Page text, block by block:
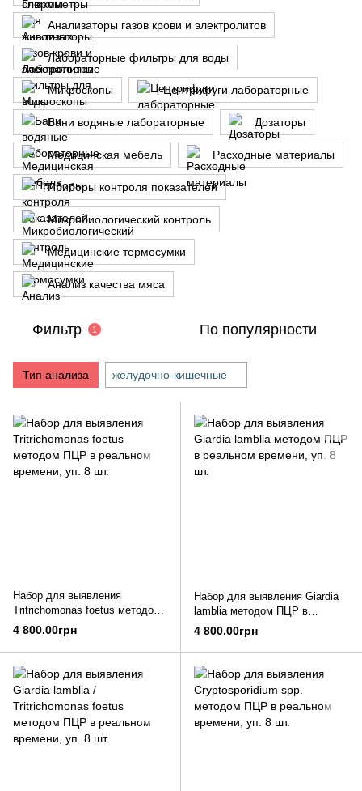
Анализаторы газов крови и электролитов
Лабораторные фильтры для воды
Микроскопы Центрифуги лабораторные
Бани водяные лабораторные Дозаторы
Медицинская мебель Расходные материалы
Приборы контроля показателей
Микробиологический контроль
Медицинские термосумки
Анализ качества мяса
Фильтр 1 По популярности
Тип анализа желудочно-кишечные
Набор для выявления
Tritrichomonas foetus методом
ПЦР в реальном времени, уп.
4 800.00грн
Набор для выявления Giardia
lamblia методом ПЦР в
реальном времени, уп. 8 шт.
4 800.00грн